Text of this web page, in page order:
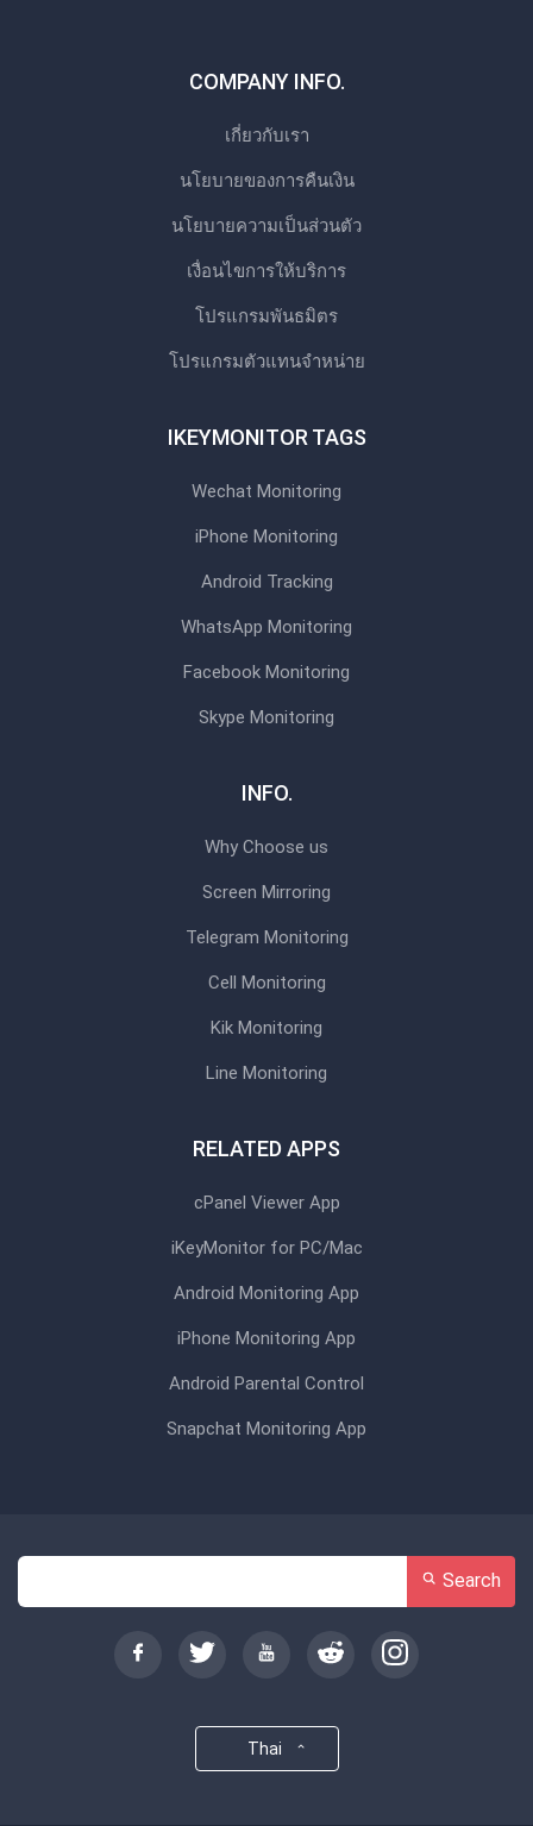
COMPANY INFO.
เกี่ยวกับเรา
นโยบายของการคืนเงิน
นโยบายความเป็นส่วนตัว
เงื่อนไขการให้บริการ
โปรแกรมพันธมิตร
โปรแกรมตัวแทนจําหน่าย
IKEYMONITOR TAGS
Wechat Monitoring
iPhone Monitoring
Android Tracking
WhatsApp Monitoring
Facebook Monitoring
Skype Monitoring
INFO.
Why Choose us
Screen Mirroring
Telegram Monitoring
Cell Monitoring
Kik Monitoring
Line Monitoring
RELATED APPS
cPanel Viewer App
iKeyMonitor for PC/Mac
Android Monitoring App
iPhone Monitoring App
Android Parental Control
Snapchat Monitoring App
Search
Thai